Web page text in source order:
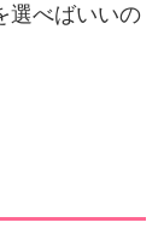
選べばいいの